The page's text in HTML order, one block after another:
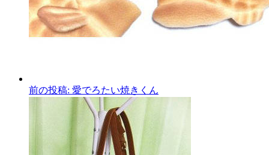
前の投稿: 愛でろたい焼きくん